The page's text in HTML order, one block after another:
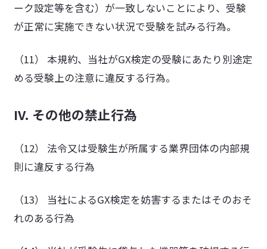
ーク設定等を含む）が一致しないことにより、受験
が正常に実施できない状況で受験を試みる行為。
（11） 本規約、当社がGX検定の受験にあたり別途定
める受験上の注意に違反する行為。
IV. その他の禁止行為
（12） 法令又は受験生が所属する業界団体の内部規
則に違反する行為
（13） 当社によるGX検定を妨害するまたはそのおそ
れのある行為